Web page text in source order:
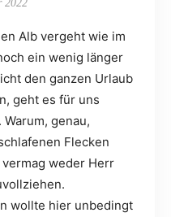
2022
Alb vergeht wie im
ein wenig länger
den ganzen Urlaub
geht es für uns
genau,
Flecken
weder Herr
wollte hier unbedingt